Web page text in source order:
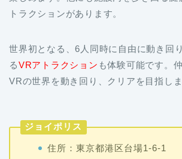
世界初となる、6人同時に自由に動き回
VRの世界を動き回り、クリアを目指し
公式HP:https://tokyo-